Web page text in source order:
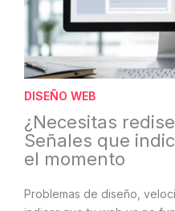
DISEÑO WEB
¿Necesitas
Señales que
el momento
Problemas de diseño,